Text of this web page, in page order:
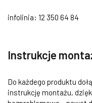
infolinia: 12 350 64 84
Instrukcje
Do każdego produktu
instrukcję montażu,